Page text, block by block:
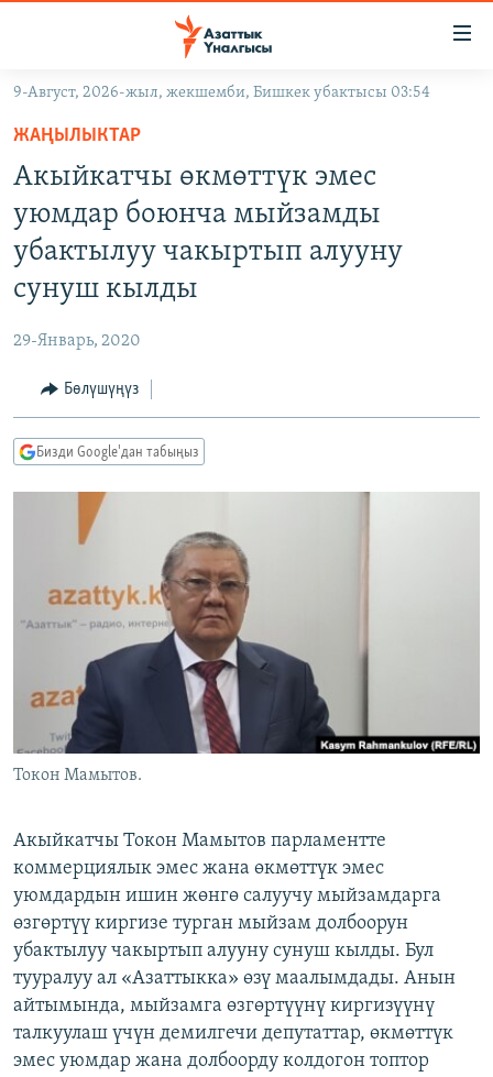
Навигацияга
өтүңүз
Издөөгө
салыңыз
САЯСАТ
ДҮЙНӨ
УКРАИНА
БҮГҮН АЗАТТЫКТА
ЭКСПЕРТТЕР ТАЛДАЙТ
БИЗ ЖАНА ДҮЙНӨ
ЭЖЕ-СИҢДИЛЕР
ЫҢГАЙСЫЗ СУРООЛОР
ПОДКАСТ
ӨЗГӨЧӨ ПИКИР
Русский
ОНЛАЙН ШЕРИНЕ
ЭЕ/АРнун бардык сайттары
9-Август, 2026-жыл, жекшемби, Бишкек убактысы 03:54
ЖАҢЫЛЫКТАР
Акыйкатчы өкмөттүк эмес
уюмдар боюнча мыйзамды
убактылуу чакыртып алууну
сунуш кылды
29-Январь, 2020
Бөлүшүңүз
Бизди Google'дан табыңыз
Токон Мамытов.
Акыйкатчы Токон Мамытов парламентте
коммерциялык эмес жана өкмөттүк эмес
уюмдардын ишин жөнгө салуучу мыйзамдарга
өзгөртүү киргизе турган мыйзам долбоорун
убактылуу чакыртып алууну сунуш кылды. Бул
тууралуу ал «Азаттыкка» өзү маалымдады. Анын
айтымында, мыйзамга өзгөртүүнү киргизүүнү
талкуулаш үчүн демилгечи депутаттар, өкмөттүк
эмес уюмдар жана долбоорду колдогон топтор